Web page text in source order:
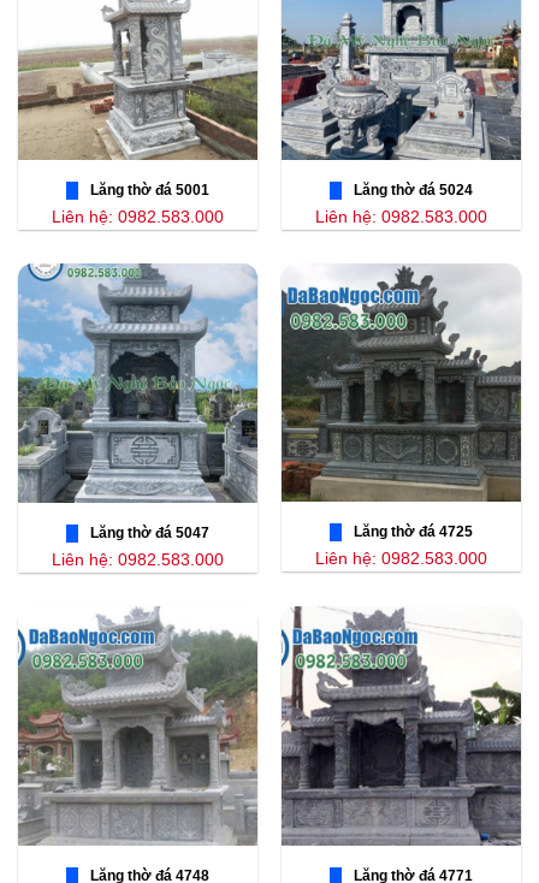
Lăng thờ đá 5001
Liên hệ: 0982.583.000
Lăng thờ đá 5024
Liên hệ: 0982.583.000
Lăng thờ đá 5047
Liên hệ: 0982.583.000
Lăng thờ đá 4725
Liên hệ: 0982.583.000
Lăng thờ đá 4748 Lăng thờ đá 4771